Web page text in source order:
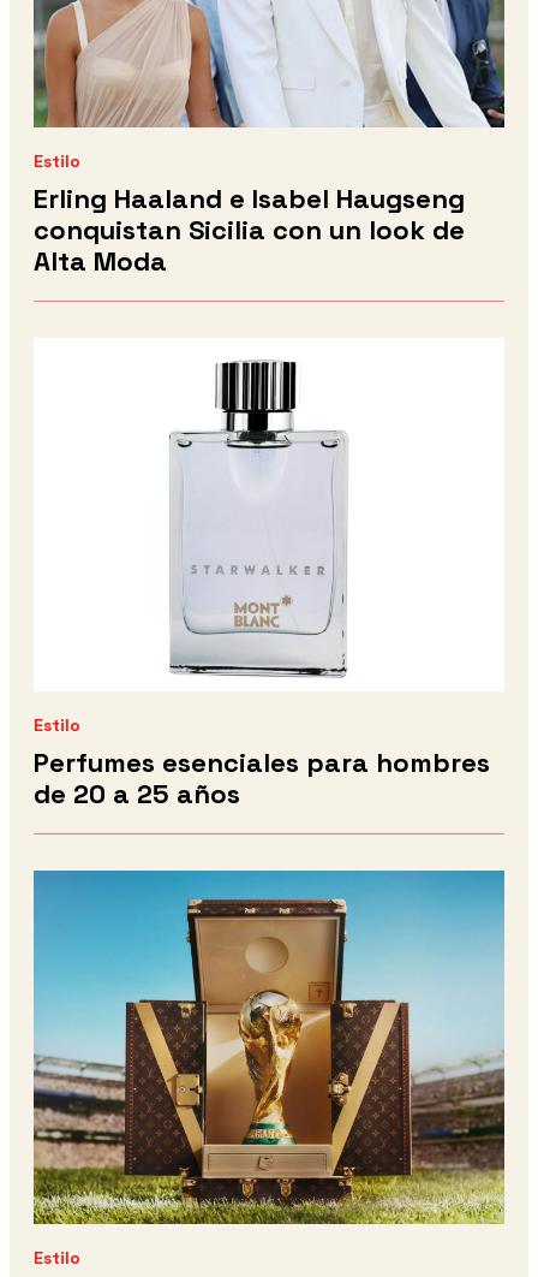
Estilo
Erling Haaland e Isabel Haugseng
conquistan Sicilia con un look de
Alta Moda
Estilo
Perfumes esenciales para hombres
de 20 a 25 años
Estilo